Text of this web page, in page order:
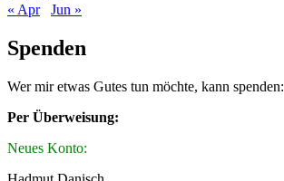
« Apr
Jun »
Spenden
Wer mir etwas Gutes tun möchte, kann spenden:
Per Überweisung:
Neues Konto: